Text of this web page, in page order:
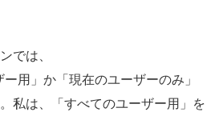
では、
用」か「現在のユーザーのみ」
私は、「すべてのユーザー用」を